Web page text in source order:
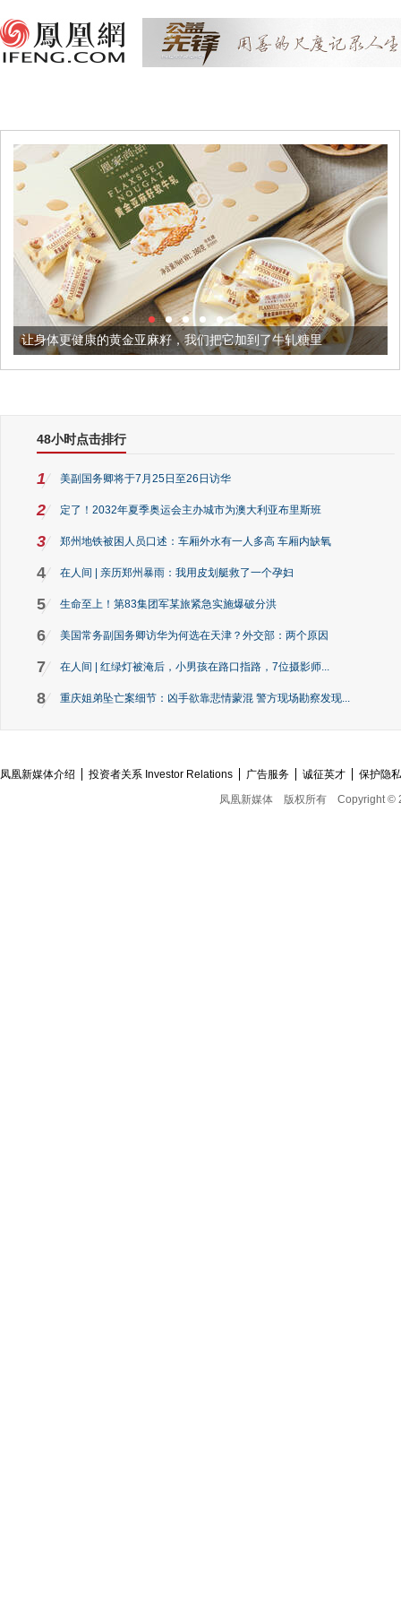
金亚麻籽，我们把它加到了牛轧糖里 被列入佛家七宝的它
48小时点击排行
1 美副国务卿将于7月25日至26日访华
2 定了！2032年夏季奥运会主办城市为澳大利亚布里斯班
3 郑州地铁被困人员口述：车厢外水有一人多高 车厢内缺氧
4 在人间 | 亲历郑州暴雨：我用皮划艇救了一个孕妇
5 生命至上！第83集团军某旅紧急实施爆破分洪
6 美国常务副国务卿访华为何选在天津？外交部：两个原因
7 在人间 | 红绿灯被淹后，小男孩在路口指路，7位摄影师...
8 重庆姐弟坠亡案细节：凶手欲靠悲情蒙混 警方现场勘察发现...
凤凰新媒体介绍 投资者关系 Investor Relations 广告服务 诚征英才
保护隐
凤凰新媒体
版权所有 Copyright ©